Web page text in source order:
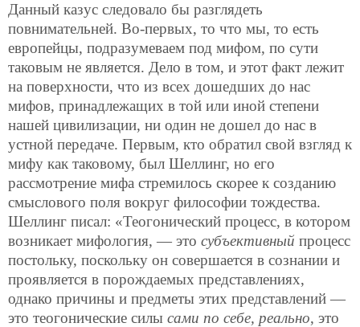
Данный казус следовало бы разглядеть
повнимательней. Во-первых, то что мы, то есть
европейцы, подразумеваем под мифом, по сути
таковым не является. Дело в том, и этот факт лежит
на поверхности, что из всех дошедших до нас
мифов, принадлежащих в той или иной степени
нашей цивилизации, ни один не дошел до нас в
устной передаче. Первым, кто обратил свой взгляд к
мифу как таковому, был Шеллинг, но его
рассмотрение мифа стремилось скорее к созданию
смыслового поля вокруг философии тождества.
Шеллинг писал: «Теогонический процесс, в котором
возникает мифология, — это субъективный процесс
постольку, поскольку он совершается в сознании и
проявляется в порождаемых представлениях,
однако причины и предметы этих представлений —
это теогонические силы сами по себе, реально, это